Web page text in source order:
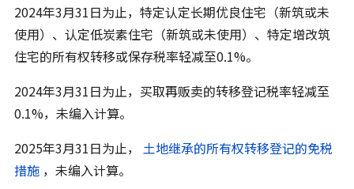
2024年3月31日为止，特定认定长期优良住宅（新筑或未
使用）、认定低炭素住宅（新筑或未使用）、特定增改筑
住宅的所有权转移或保存税率轻减至0.1%。
2024年3月31日为止，买取再贩卖的转移登记税率轻减至
0.1%，未编入计算。
2025年3月31日为止，
土地继承的所有权转移登记的免税
措施 ，未编入计算。